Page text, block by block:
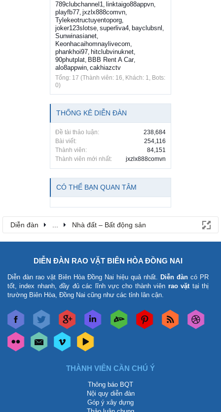
789clubchannel1, linktaigo88appvn,
playfb77, jxzlx888comvn,
Tylekeotructuyentoporg,
joker123slotse, superliva4, bayclubsnl ,
Sunwinasianet,
Keonhacaihomnaylivecom,
phankhoi97, hitclubvinuknet,
90phutplat, BBB Rent A Car,
alo8appwin, cakhiazctv
Tổng: 17 (Thành viên: 16, Khách: 1, Bots:
0)
THỐNG KÊ DIỄN ĐÀN
Đề tài thảo luận:
238,684
Bài viết:
254,116
Thành viên:
84,151
Thành viên mới nhất:
jxzlx888comvn
CÓ THỂ BẠN QUAN TÂM
Diễn đàn Nhà đất – Bất động sản
DIỄN ĐÀN RAO VẶT BIÊN HÒA ĐỒNG NAI
Diễn đàn rao vặt Biên Hòa Đồng Nai hiệu quả nhất. Diễn đàn có PR
tốt, index nhanh, đầy đủ các lĩnh vực cho thành viên rao vặttại thị
trường Biên Hòa, Đồng Nai cũng như các tỉnh lân cận.
THÀNH VIÊN CẦN CHÚ Ý
Thông báo BQT
Nội quy diễn đàn
Góp ý xây dựng